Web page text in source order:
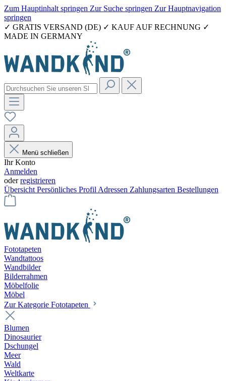
Zum Hauptinhalt springen Zur Suche springen Zur Hauptnavigation
springen
✓ GRATIS VERSAND (DE) ✓ KAUF AUF RECHNUNG ✓
MADE IN GERMANY
Menü schließen
Ihr Konto
Anmelden
oderregistrieren
Übersicht Persönliches Profil Adressen Zahlungsarten Bestellungen
Fototapeten
Wandtattoos
Wandbilder
Bilderrahmen
Möbelfolie
Möbel
Zur Kategorie Fototapeten
Blumen
Dinosaurier
Dschungel
Meer
Wald
Weltkarte